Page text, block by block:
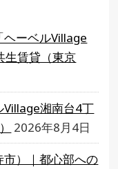
ヘーベルVillage
生賃貸（東京
Village湘南台4丁
2026年8月4日
）｜都心部への